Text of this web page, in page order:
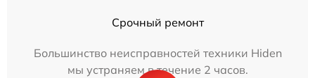
Срочный ремонт
Большинство неисправностей техники Hiden
мы устраняем в течение 2 часов.